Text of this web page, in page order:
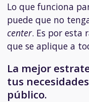
Lo que funciona
puede que no
center. Es por esta
que se aplique a
La mejor
tus
público.